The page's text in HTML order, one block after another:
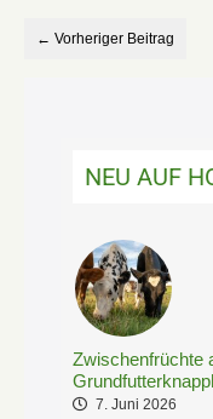
← Vorheriger Beitrag
NEU AUF
Zwischenfrüchte
7. Juni 2026